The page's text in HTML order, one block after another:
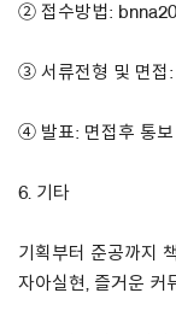
② 접수방법:
③ 서류전형 및 면접:
④ 발표: 면접후 통보
6. 기타
기획부터 준공까지
자아실현, 즐거운 커